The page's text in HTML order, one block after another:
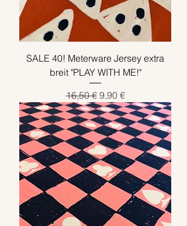
SALE 40! Meterware Jersey extra
breit "PLAY WITH ME!"
Standardpreis
16,50 € Sale-Preis
9,90 €